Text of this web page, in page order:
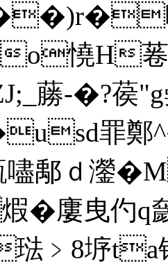
吲
o憢H菤
蕂-�?葔
罪鄭
ｄ灐�M
廔曳仢q
﹥8垿ta